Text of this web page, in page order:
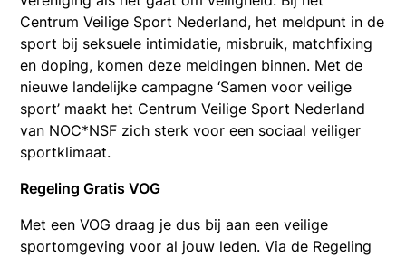
Centrum Veilige Sport Nederland, het meldpunt in de
sport bij seksuele intimidatie, misbruik, matchfixing
en doping, komen deze meldingen binnen. Met de
nieuwe landelijke campagne ‘Samen voor veilige
sport’ maakt het Centrum Veilige Sport Nederland
van NOC*NSF zich sterk voor een sociaal veiliger
sportklimaat.
Regeling Gratis VOG
Met een VOG draag je dus bij aan een veilige
sportomgeving voor al jouw leden. Via de Regeling